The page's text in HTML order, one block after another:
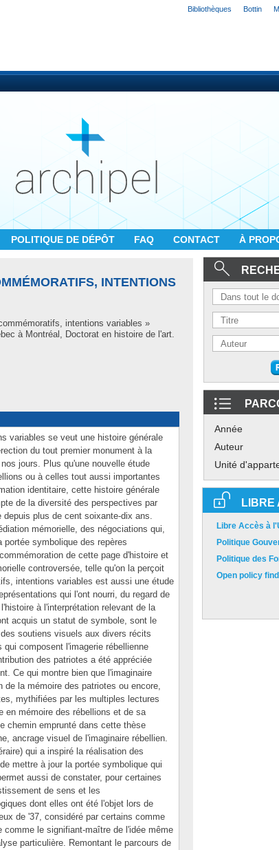
Bibliothèques Bottin
POLITIQUE DE DÉPÔT FAQ CONTACT À
INTENTIONS
intentions variables »
à Montréal, Doctorat en histoire de l'art.
variables se veut une histoire générale
du tout premier monument à la
jours. Plus qu'une nouvelle étude
ou à celles tout aussi importantes
identitaire, cette histoire générale
de la diversité des perspectives par
plus de cent soixante-dix ans.
mémorielle, des négociations qui,
symbolique des repères
de cette page d'histoire et
controversée, telle qu'on la perçoit
intentions variables est aussi une étude
qui l'ont nourri, du regard de
à l'interprétation relevant de la
acquis un statut de symbole, sont le
soutiens visuels aux divers récits
composent l'imagerie rébellienne
des patriotes a été appréciée
Ce qui montre bien que l'imaginaire
de la mémoire des patriotes ou encore,
mythifiées par les multiples lectures
en mémoire des rébellions et de sa
chemin emprunté dans cette thèse
ancrage visuel de l'imaginaire rébellien.
qui a inspiré la réalisation des
mettre à jour la portée symbolique qui
aussi de constater, pour certaines
de sens et les
dont elles ont été l'objet lors de
de '37, considéré par certains comme
comme le signifiant-maître de l'idée même
particulière. Remontant le parcours de
Année
Auteur
Unité
LIBRE
Libre Accès à
Politique
Politique des
Open policy